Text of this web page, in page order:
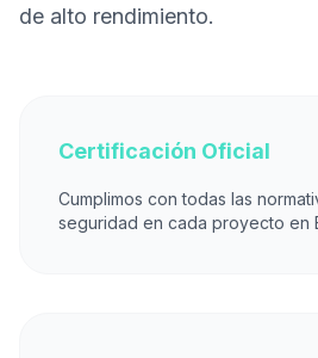
de alto rendimiento.
Certificación Oficial
Cumplimos con todas las
seguridad en cada proyecto en